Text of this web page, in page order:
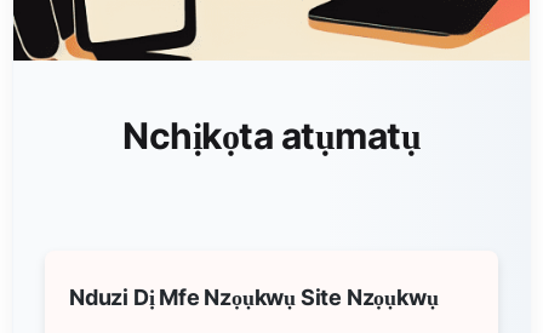
Nchịkọta atụmatụ
Nduzi Dị Mfe Nzọụkwụ Site Nzọụkwụ